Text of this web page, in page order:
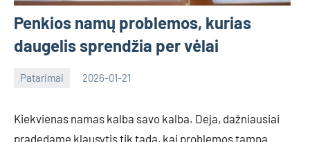
Penkios namų problemos, kurias
daugelis sprendžia per vėlai
Patarimai 2026-01-21
Kiekvienas namas kalba savo kalba. Deja, dažniausiai
pradedame klausytis tik tada, kai problemos tampa